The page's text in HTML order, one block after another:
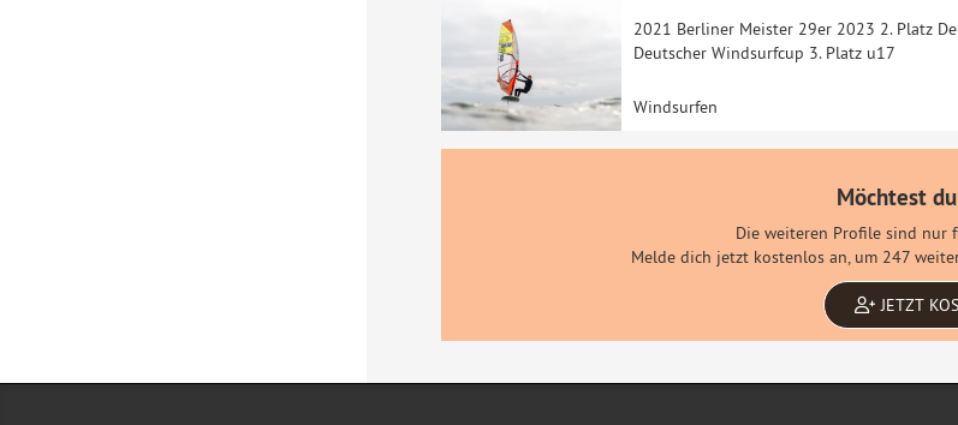
2021 Berliner Meister 29er 2023 2. Platz
Deutscher Windsurfcup 3. Platz u17
Windsurfen
Möchtest
Die weiteren Profile sind nur
Melde dich jetzt kostenlos an, um 247
JETZT